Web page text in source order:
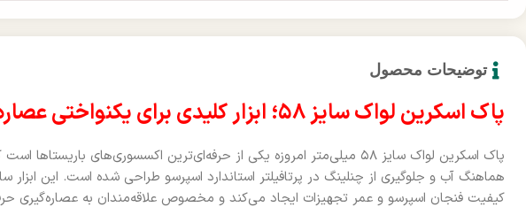
توضیحات محصول
پاک اسکرین لواک سایز ۵۸؛ ابزار کلیدی برای یکنواختی عصاره‌گیری اسپرسو
پاک اسکرین لواک سایز ۵۸ میلی‌متر امروزه یکی از حرفه‌ای‌ترین اکسسوری‌های
هماهنگ آب و جلوگیری از چنلینگ در پرتافیلتر استاندارد اسپرسو طراحی شده است. این ابزار
کیفیت فنجان اسپرسو و عمر تجهیزات ایجاد می‌کند و مخصوص علاقه‌مندان به عصاره‌گیری